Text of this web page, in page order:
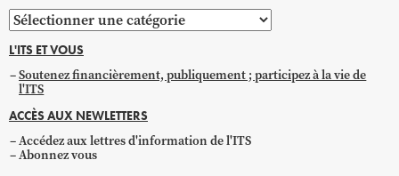
Parcourir
par
catégorie
L'ITS ET VOUS
Soutenez financièrement, publiquement ; participez à la vie de
l'ITS
ACCÈS AUX NEWLETTERS
Accédez aux lettres d'information de l'ITS
Abonnez vous